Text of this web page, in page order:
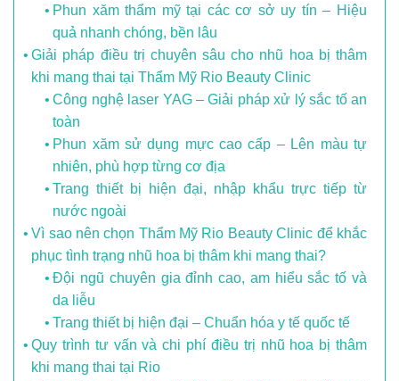
Phun xăm thẩm mỹ tại các cơ sở uy tín – Hiệu
quả nhanh chóng, bền lâu
Giải pháp điều trị chuyên sâu cho nhũ hoa bị thâm
khi mang thai tại Thẩm Mỹ Rio Beauty Clinic
Công nghệ laser YAG – Giải pháp xử lý sắc tố an
toàn
Phun xăm sử dụng mực cao cấp – Lên màu tự
nhiên, phù hợp từng cơ địa
Trang thiết bị hiện đại, nhập khẩu trực tiếp từ
nước ngoài
Vì sao nên chọn Thẩm Mỹ Rio Beauty Clinic để khắc
phục tình trạng nhũ hoa bị thâm khi mang thai?
Đội ngũ chuyên gia đỉnh cao, am hiểu sắc tố và
da liễu
Trang thiết bị hiện đại – Chuẩn hóa y tế quốc tế
Quy trình tư vấn và chi phí điều trị nhũ hoa bị thâm
khi mang thai tại Rio